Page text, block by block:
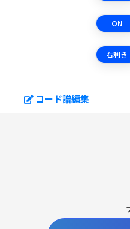
ON
右利き
コード譜編集